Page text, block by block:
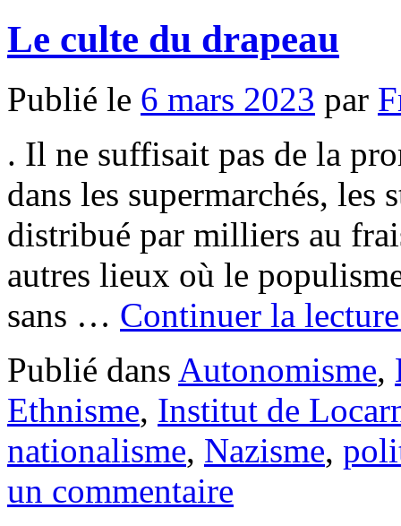
Le culte du drapeau
Publié le 6 mars 2023 par
. Il ne suffisait pas de la
dans les supermarchés, les
distribué par milliers au
autres lieux où le
sans … Continuer la
Publié dans Autonomisme,
Ethnisme, Institut de
nationalisme, Nazisme,
un commentaire